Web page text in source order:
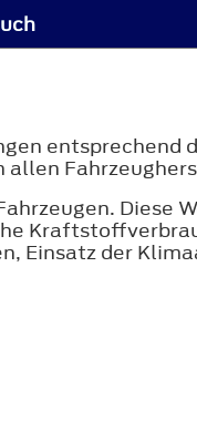
entsprechend
allen
Diese
Einsatz der